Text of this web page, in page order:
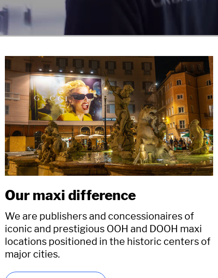
Our maxi difference
We are publishers and concessionaires of
iconic and prestigious OOH and DOOH maxi
locations positioned in the historic centers of
major cities.